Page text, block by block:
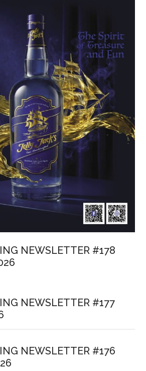
NEWSLETTER #178
NEWSLETTER #177
NEWSLETTER #176